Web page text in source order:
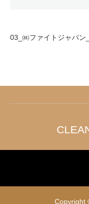
03_㈱ファイトジャパン
Copyright